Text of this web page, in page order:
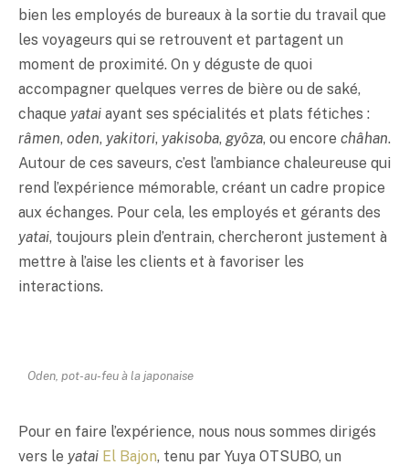
bien les employés de bureaux à la sortie du travail que
les voyageurs qui se retrouvent et partagent un
moment de proximité. On y déguste de quoi
accompagner quelques verres de bière ou de saké,
chaque yatai ayant ses spécialités et plats fétiches :
râmen, oden, yakitori, yakisoba, gyôza, ou encore châhan.
Autour de ces saveurs, c’est l’ambiance chaleureuse qui
rend l’expérience mémorable, créant un cadre propice
aux échanges. Pour cela, les employés et gérants des
yatai, toujours plein d’entrain, chercheront justement à
mettre à l’aise les clients et à favoriser les
interactions.
Oden, pot-au-feu à la japonaise
Pour en faire l’expérience, nous nous sommes dirigés
vers le yatai El Bajon, tenu par Yuya OTSUBO, un